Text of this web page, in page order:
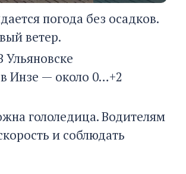
погода без осадков.
ветер.
Ульяновске
Инзе — около 0…+2
гололедица. Водителям
и соблюдать